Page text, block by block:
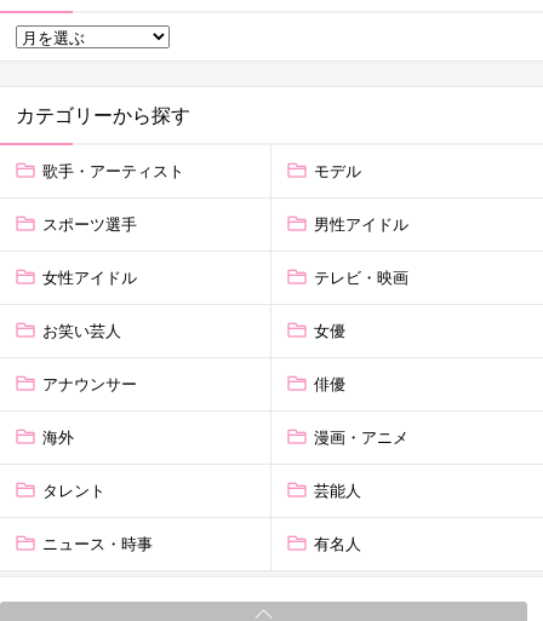
カテゴリーから探す
歌手・アーティスト モデル
スポーツ選手 男性アイドル
女性アイドル テレビ・映画
お笑い芸人 女優
アナウンサー 俳優
海外 漫画・アニメ
タレント 芸能人
ニュース・時事 有名人